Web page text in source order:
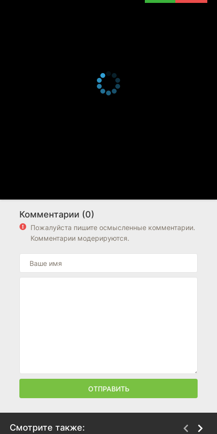
Комментарии (0)
Пожалуйста пишите осмысленные комментарии.
Комментарии модерируются.
ОТПРАВИТЬ
Смотрите также: